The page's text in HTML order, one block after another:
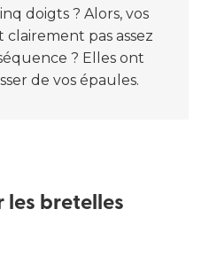
doigts ? Alors, vos
pas assez
? Elles ont
de vos épaules.
les bretelles